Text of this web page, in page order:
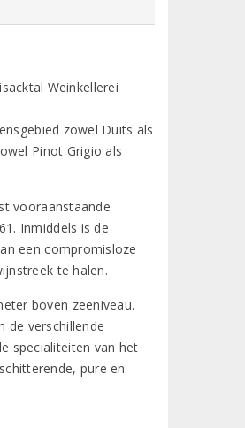
zowel Duits als
Pinot Grigio als
vooraanstaande
Inmiddels is de
een compromisloze
te halen.
boven zeeniveau.
de verschillende
specialiteiten van het
pure en